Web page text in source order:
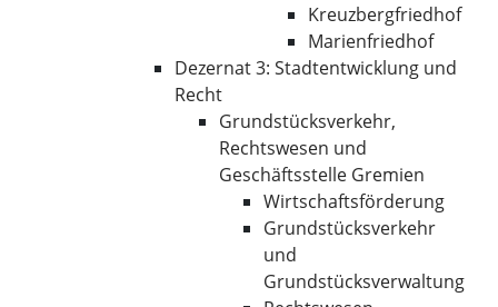
Kreuzbergfriedhof
Marienfriedhof
Dezernat 3: Stadtentwicklung und
Recht
Grundstücksverkehr,
Rechtswesen und
Geschäftsstelle Gremien
Wirtschaftsförderung
Grundstücksverkehr
und
Grundstücksverwaltung